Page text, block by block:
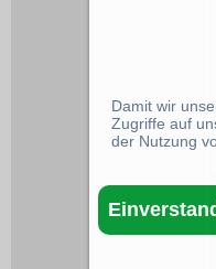
Damit wir
Zugriffe auf
der Nutzung